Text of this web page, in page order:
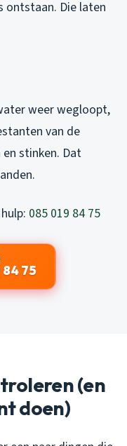
ontstaan. Die laten
weer wegloopt,
van de
stinken. Dat
085 019 84 75
84 75
(en
doen)